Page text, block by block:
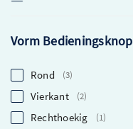
Vorm Bedieningsknop
Rond 3
Vierkant 2
Rechthoekig 1